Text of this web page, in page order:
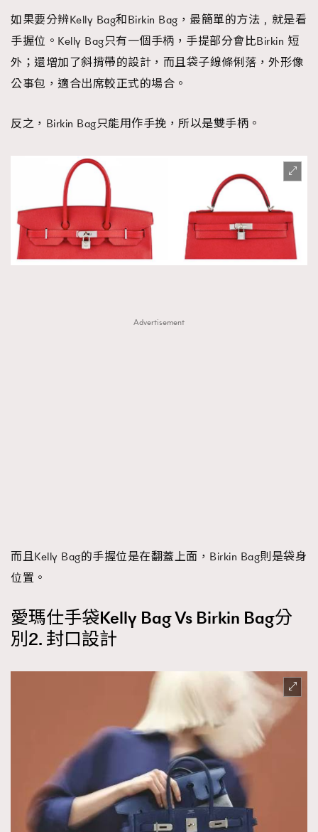
如果要分辨Kelly Bag和Birkin Bag，最簡單的方法﹐就是看
手握位。Kelly Bag只有一個手柄，手提部分會比Birkin 短
外；還增加了斜揹帶的設計，而且袋子線條俐落，外形像
公事包，適合出席較正式的場合。
反之，Birkin Bag只能用作手挽，所以是雙手柄。
Advertisement
而且Kelly Bag的手握位是在翻蓋上面，Birkin Bag則是袋身
位置。
愛瑪仕手袋Kelly Bag Vs Birkin Bag分
別2. 封口設計